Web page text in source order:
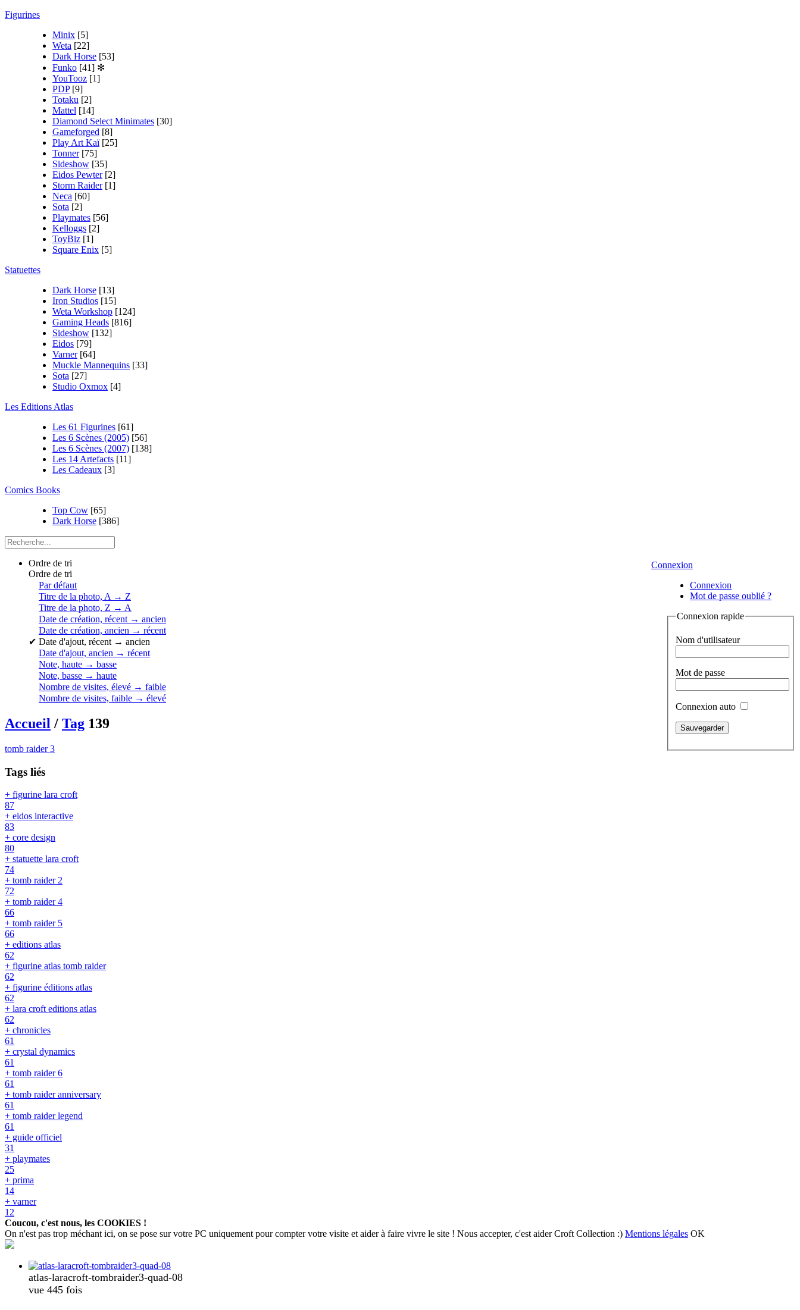
Figurines
Minix [5]
Weta [22]
Dark Horse [53]
Funko [41] ✻
YouTooz [1]
PDP [9]
Totaku [2]
Mattel [14]
Diamond Select Minimates [30]
Gameforged [8]
Play Art Kaï [25]
Tonner [75]
Sideshow [35]
Eidos Pewter [2]
Storm Raider [1]
Neca [60]
Sota [2]
Playmates [56]
Kelloggs [2]
ToyBiz [1]
Square Enix [5]
Statuettes
Dark Horse [13]
Iron Studios [15]
Weta Workshop [124]
Gaming Heads [816]
Sideshow [132]
Eidos [79]
Varner [64]
Muckle Mannequins [33]
Sota [27]
Studio Oxmox [4]
Les Editions Atlas
Les 61 Figurines [61]
Les 6 Scènes (2005) [56]
Les 6 Scènes (2007) [138]
Les 14 Artefacts [11]
Les Cadeaux [3]
Comics Books
Top Cow [65]
Dark Horse [386]
Connexion
Connexion
Mot de passe oublié ?
Connexion rapide
Nom d'utilisateur
Mot de passe
Connexion auto
Ordre de tri
Ordre de tri
Par défaut
Titre de la photo, A → Z
Titre de la photo, Z → A
Date de création, récent → ancien
Date de création, ancien → récent
✔ Date d'ajout, récent → ancien
Date d'ajout, ancien → récent
Note, haute → basse
Note, basse → haute
Nombre de visites, élevé → faible
Nombre de visites, faible → élevé
Accueil / Tag 139
tomb raider 3
Tags liés
+ figurine lara croft
87
+ eidos interactive
83
+ core design
80
+ statuette lara croft
74
+ tomb raider 2
72
+ tomb raider 4
66
+ tomb raider 5
66
+ editions atlas
62
+ figurine atlas tomb raider
62
+ figurine éditions atlas
62
+ lara croft editions atlas
62
+ chronicles
61
+ crystal dynamics
61
+ tomb raider 6
61
+ tomb raider anniversary
61
+ tomb raider legend
61
+ guide officiel
31
+ playmates
25
+ prima
14
+ varner
12
Coucou, c'est nous, les COOKIES !
On n'est pas trop méchant ici, on se pose sur votre PC uniquement pour compter votre visite et aider à faire vivre le site ! Nous accepter, c'est aider Croft Collection :) Mentions légales OK
atlas-laracroft-tombraider3-quad-08
vue 445 fois